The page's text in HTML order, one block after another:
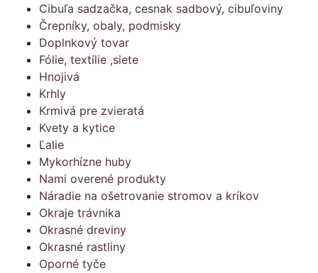
Cibuľa sadzačka, cesnak sadbový, cibuľoviny
Črepníky, obaly, podmisky
Doplnkový tovar
Fólie, textílie ,siete
Hnojivá
Krhly
Krmivá pre zvieratá
Kvety a kytice
Ľalie
Mykorhízne huby
Nami overené produkty
Náradie na ošetrovanie stromov a kríkov
Okraje trávnika
Okrasné dreviny
Okrasné rastliny
Oporné tyče